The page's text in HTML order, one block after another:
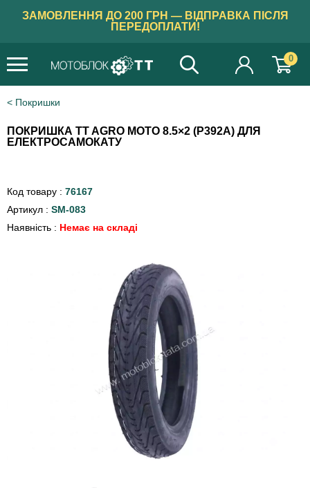
ЗАМОВЛЕННЯ ДО 200 ГРН — ВІДПРАВКА ПІСЛЯ
ПЕРЕДОПЛАТИ!
0
Покришки
ПОКРИШКА TT AGRO MOTO 8.5×2 (P392A) ДЛЯ
ЕЛЕКТРОСАМОКАТУ
Код товару : 76167
Артикул : SM-083
Наявність : Немає на складі